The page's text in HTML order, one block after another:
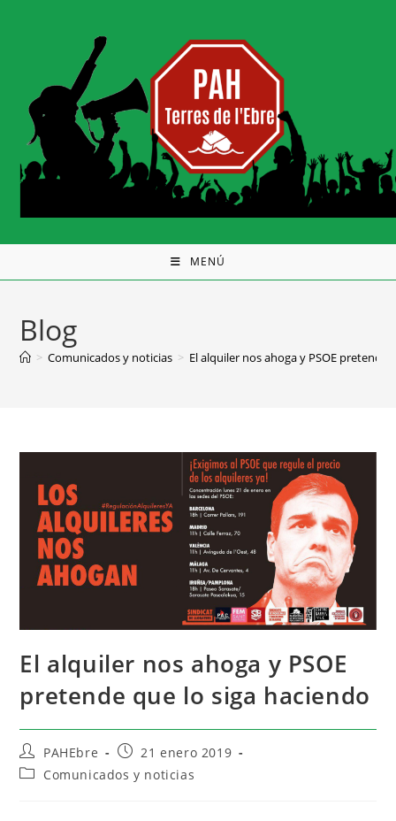
MENÚ
Blog
> Comunicados y noticias > El alquiler nos ahoga y PSOE pretende
El alquiler nos ahoga y PSOE
pretende que lo siga haciendo
PAHEbre
21 enero 2019
Comunicados y noticias